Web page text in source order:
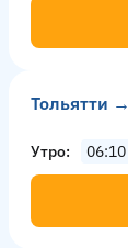
Тольятти
Утро 06:10